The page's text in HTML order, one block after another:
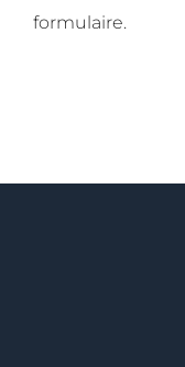
formulaire.